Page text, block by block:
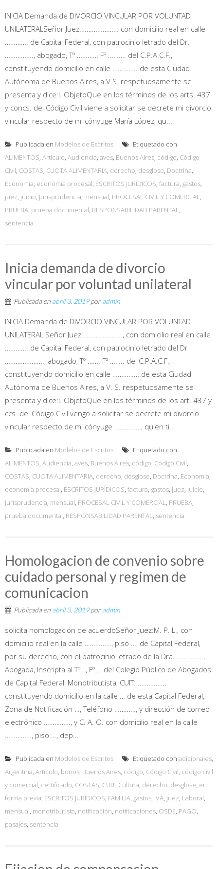
INICIA Demanda de DIVORCIO VINCULAR POR VOLUNTAD
UNILATERALSeñor Juez:………………… con domicilio real en calle
…………. de Capital Federal, con patrocinio letrado del Dr.
……………., abogado, Tº ………… Fº ………. del C.P.A.C.F.,
constituyendo domicilio en calle ………….. de esta Ciudad
Autónoma de Buenos Aires, a V.S. respetuosamente se
presenta y dice:I. ObjetoQue en los términos de los arts. 437
y concs. del Código Civil viene a solicitar se decrete mi divorcio
vincular respecto de mi cónyuge María López, qu...
Publicada en Modelos de Escritos
Etiquetado con
ALIMENTOS, Artículo, Audiencia, aves, Buenos Aires, código, Código
Civil, COSTAS, CUOTA ALIMENTARIA, derecho, desglose, Doctrina,
Economía, economía procesal, ESCRITOS JURÍDICOS, factura, gastos,
juez, juicio, Jurisprudencia, mensual, PROCESAL CIVIL Y COMERCIAL,
PRUEBA, prueba documental, RESPONSABILIDAD PARENTAL,
sentencia
Inicia demanda de divorcio
vincular por voluntad unilateral
Publicada en abril 3, 2019poradmin
INICIA Demanda de DIVORCIO VINCULAR POR VOLUNTAD
UNILATERAL Señor Juez:…………………., con domicilio real en calle
…………. de Capital Federal, con patrocinio letrado del Dr
…………………., abogado, Tº ……. Fº …….. del C.P.A.C.F.,
constituyendo domicilio en calle …………….de esta Ciudad
Autónoma de Buenos Aires, a V. S. respetuosamente se
presenta y dice:I. ObjetoQue en los términos de los art. 437 y
ccs. del Código Civil vengo a solicitar se decrete mi divorcio
vincular respecto de mi cónyuge ……………, quien ti...
Publicada en Modelos de Escritos
Etiquetado con
ALIMENTOS, Audiencia, aves, Buenos Aires, código, Código Civil,
COSTAS, CUOTA ALIMENTARIA, derecho, desglose, Doctrina, Economía,
economía procesal, ESCRITOS JURÍDICOS, factura, gastos, juez, juicio,
Jurisprudencia, mensual, PROCESAL CIVIL Y COMERCIAL, PRUEBA,
prueba documental, RESPONSABILIDAD PARENTAL, sentencia
Homologacion de convenio sobre
cuidado personal y regimen de
comunicacion
Publicada en abril 3, 2019poradmin
solicita homologación de acuerdoSeñor Juez:M. P. L., con
domicilio real en la calle ……………, piso …, de Capital Federal,
por su derecho, con el patrocinio letrado de la Dra. ……………,
Abogada, Inscripta al Tº…, Fº…, del Colegio Público de Abogados
de Capital Federal, Monotributista, CUIT: ……………,
constituyendo domicilio en la calle … de esta Capital Federal,
Zona de Notificación …, Teléfono …………, y dirección de correo
electrónico ……………, y C. A. O. con domicilio real en la calle
……………, piso …, dep...
Publicada en Modelos de Escritos Etiquetado con adicionales,
Argentina, Artículo, bonos, Buenos Aires, código, Código Civil, código civil
y comercial, certificado, COSTAS, CUIT, Cultura, derecho, desglose, en
forma previa, ESCRITOS JURÍDICOS, FAMILIA, gastos, IVA, juez, Laboral,
mensual, monotributista, notificación, notificaciones, OSDE, PAGO,
pasajes, sentencia